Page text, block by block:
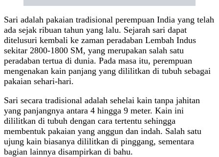
Sari adalah pakaian tradisional perempuan India yang telah
ada sejak ribuan tahun yang lalu. Sejarah sari dapat
ditelusuri kembali ke zaman peradaban Lembah Indus
sekitar 2800-1800 SM, yang merupakan salah satu
peradaban tertua di dunia. Pada masa itu, perempuan
mengenakan kain panjang yang dililitkan di tubuh sebagai
pakaian sehari-hari.
Sari secara tradisional adalah sehelai kain tanpa jahitan
yang panjangnya antara 4 hingga 9 meter. Kain ini
dililitkan di tubuh dengan cara tertentu sehingga
membentuk pakaian yang anggun dan indah. Salah satu
ujung kain biasanya dililitkan di pinggang, sementara
bagian lainnya disampirkan di bahu.